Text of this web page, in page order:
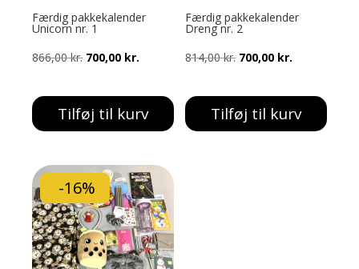
Færdig pakkekalender
Unicorn nr. 1
866,00kr. Den
pris
var:
700,00 kr.
pris
er:
Tilføj til kurv
Færdig pakkekalender
Dreng nr. 2
814,00kr. Den
pris
var:
700,00 kr.
pris
er:
Tilføj til kurv
-16%